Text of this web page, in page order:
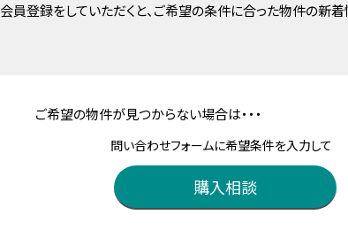
会員登録をしていただくと、ご希望の条件に合った物件の新
ご希望の物件が見つからない場合は・・・
問い合わせフォームに希望条件を入力して
購入相談